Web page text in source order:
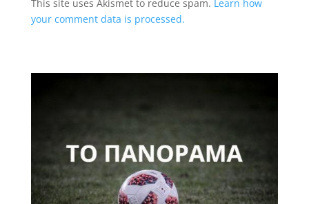
This site uses Akismet to reduce spam. Learn how
your comment data is processed.